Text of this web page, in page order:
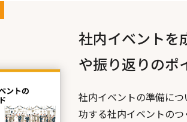
社内イベントを
や振り返りのポ
社内イベントの準備に
功する社内イベントの